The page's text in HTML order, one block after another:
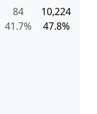
84
10,224
41.7% 47.8%